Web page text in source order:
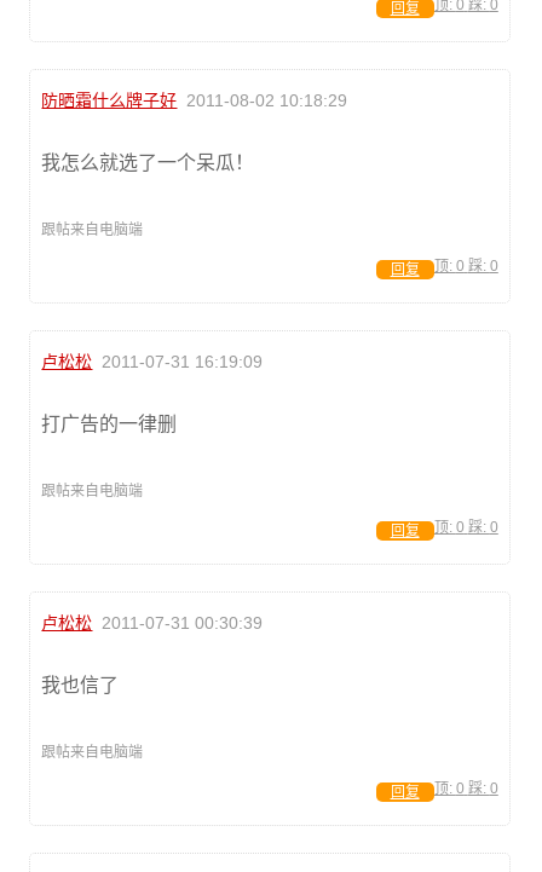
顶: 0 踩: 0
回复
防晒霜什么牌子好 2011-08-02 10:18:29
我怎么就选了一个呆瓜！
跟帖来自电脑端
顶: 0 踩: 0
回复
卢松松 2011-07-31 16:19:09
打广告的一律删
跟帖来自电脑端
顶: 0 踩: 0
回复
卢松松 2011-07-31 00:30:39
我也信了
跟帖来自电脑端
顶: 0 踩: 0
回复